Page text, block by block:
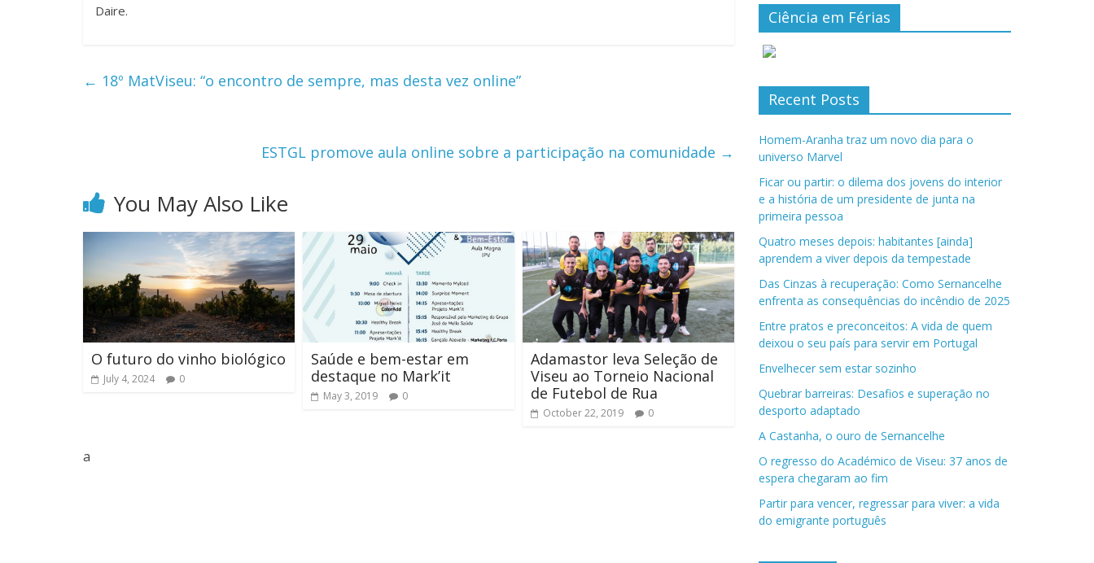
Daire.
← 18º MatViseu: “o encontro de sempre, mas desta vez online”
ESTGL promove aula online sobre a participação na comunidade →
You May Also Like
O futuro do vinho biológico
July 4, 2024 0
Saúde e bem-estar em
destaque no Mark’it
May 3, 2019 0
Adamastor leva Seleção de
Viseu ao Torneio Nacional
de Futebol de Rua
October 22, 2019 0
a
Ciência em Férias
Recent Posts
Homem-Aranha traz um novo dia para o
universo Marvel
Ficar ou partir: o dilema dos jovens do interior
e a história de um presidente de junta na
primeira pessoa
Quatro meses depois: habitantes [ainda]
aprendem a viver depois da tempestade
Das Cinzas à recuperação: Como Sernancelhe
enfrenta as consequências do incêndio de 2025
Entre pratos e preconceitos: A vida de quem
deixou o seu país para servir em Portugal
Envelhecer sem estar sozinho
Quebrar barreiras: Desafios e superação no
desporto adaptado
A Castanha, o ouro de Sernancelhe
O regresso do Académico de Viseu: 37 anos de
espera chegaram ao fim
Partir para vencer, regressar para viver: a vida
do emigrante português